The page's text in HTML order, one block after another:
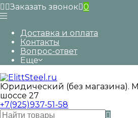
Заказать звонок 0
Доставка и оплата
Контакты
Вопрос-ответ
Еще
Юридический (без магазина).
шоссе 27
+7(925)937-51-58